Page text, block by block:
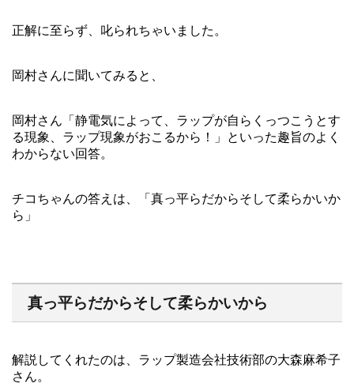
正解に至らず、叱られちゃいました。
岡村さんに聞いてみると、
岡村さん「静電気によって、ラップが自らくっつこうとす
る現象、ラップ現象がおこるから！」といった趣旨のよく
わからない回答。
チコちゃんの答えは、「真っ平らだからそして柔らかいか
ら」
真っ平らだからそして柔らかいから
解説してくれたのは、ラップ製造会社技術部の大森麻希子
さん。